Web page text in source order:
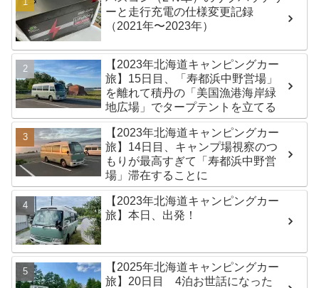
ーと走行充電の仕様変更記録
（2021年〜2023年）
【2023年北海道キャンピングカー
旅】15日目、「寿都浜中野営場」
を離れて積丹の「美国漁港海岸緑
地広場」でタープテントを立てる
【2023年北海道キャンピングカー
旅】14日目、キャンプ場視察のつ
もりが最高すぎて「寿都浜中野営
場」滞在することに
【2023年北海道キャンピングカー
旅】本日、出発！
【2025年北海道キャンピングカー
旅】20日目 4泊お世話になった